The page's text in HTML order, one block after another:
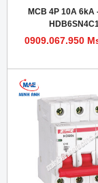
MCB 4P 10A 6kA
0909.067.950